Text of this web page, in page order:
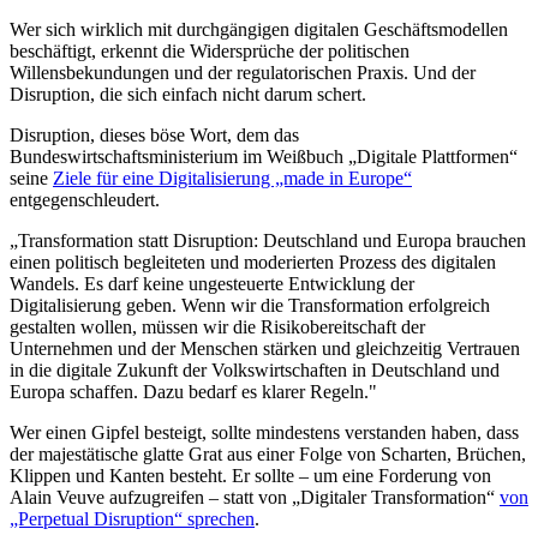
Wer sich wirklich mit durchgängigen digitalen Geschäftsmodellen
beschäftigt, erkennt die Widersprüche der politischen
Willensbekundungen und der regulatorischen Praxis. Und der
Disruption, die sich einfach nicht darum schert.
Disruption, dieses böse Wort, dem das
Bundeswirtschaftsministerium im Weißbuch „Digitale Plattformen“
seine Ziele für eine Digitalisierung „made in Europe“
entgegenschleudert.
„Transformation statt Disruption: Deutschland und Europa brauchen
einen politisch begleiteten und moderierten Prozess des digitalen
Wandels. Es darf keine ungesteuerte Entwicklung der
Digitalisierung geben. Wenn wir die Transformation erfolgreich
gestalten wollen, müssen wir die Risikobereitschaft der
Unternehmen und der Menschen stärken und gleichzeitig Vertrauen
in die digitale Zukunft der Volkswirtschaften in Deutschland und
Europa schaffen. Dazu bedarf es klarer Regeln."
Wer einen Gipfel besteigt, sollte mindestens verstanden haben, dass
der majestätische glatte Grat aus einer Folge von Scharten, Brüchen,
Klippen und Kanten besteht. Er sollte – um eine Forderung von
Alain Veuve aufzugreifen – statt von „Digitaler Transformation“ von
„Perpetual Disruption“ sprechen.